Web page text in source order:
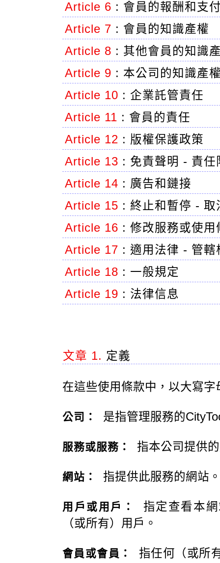
Article 6 : 會員的報酬和支
Article 7 : 會員的知識產權
Article 8 : 其他會員的知識
Article 9 : 本公司的知識產
Article 10 : 企業託管責任
Article 11 : 會員的責任
Article 12 : 版權保護政策
Article 13 : 免責聲明 - 責任
Article 14 : 廣告和鏈接
Article 15 : 終止和暫停 - 取
Article 16 : 修改服務或使用
Article 17 : 適用法律 - 管轄
Article 18 : 一般規定
Article 19 : 法律信息
文章 1. 定義
在這些使用條款中，以大寫
公司： 是指管理服務的
服務或服務： 指本公司提供
網站： 指提供此服務的網站
用戶或用戶：
指定查看本
（或所有）用戶。
會員或會員：
指任何（或所